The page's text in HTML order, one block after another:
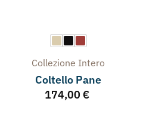
Collezione Intero
Coltello Pane
174,00 €